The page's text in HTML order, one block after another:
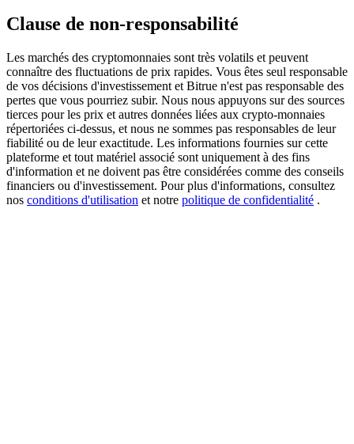
Precious Metals Trading Carnival
Trade Gold & Silver · 33,333 USDT Bonus
USDT New User Exclusive 10% APR
USDT Flexible Staking | Daily Rewards
Clause de non-responsabilité
Les marchés des cryptomonnaies sont très volatils et peuvent
connaître des fluctuations de prix rapides. Vous êtes seul responsable
de vos décisions d'investissement et Bitrue n'est pas responsable des
pertes que vous pourriez subir. Nous nous appuyons sur des sources
tierces pour les prix et autres données liées aux crypto-monnaies
répertoriées ci-dessus, et nous ne sommes pas responsables de leur
fiabilité ou de leur exactitude. Les informations fournies sur cette
plateforme et tout matériel associé sont uniquement à des fins
d'information et ne doivent pas être considérées comme des conseils
financiers ou d'investissement. Pour plus d'informations, consultez
nos conditions d'utilisation et notre politique de confidentialité .